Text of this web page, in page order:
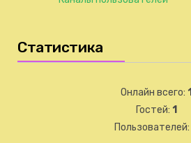
Статистика
Онлайн всего: 1
Гостей: 1
Пользователей: